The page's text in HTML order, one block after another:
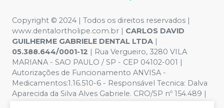
Copyright © 2024 | Todos os direitos reservados |
www.dentalortholipe.com.br | CARLOS DAVID
GUILHERME GABRIELE DENTAL LTDA |
05.388.644/0001-12 | Rua Vergueiro, 3280 VILA
MARIANA - SAO PAULO / SP - CEP 04102-001 |
Autorizações de Funcionamento ANVISA -
Medicamentos:1.16.510-6 - Responsável Tecnica: Dalva
Aparecida da Silva Alves Gabriele. CRO/SP nº 154.489 |